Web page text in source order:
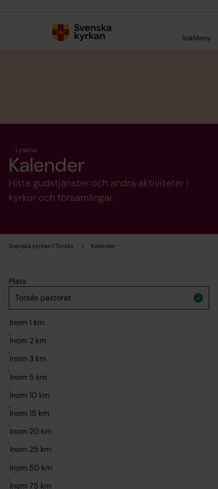
SökMeny
Svenska kyrkan i Torsås Kalender
Lyssna
Kalender
Hitta gudstjänster och andra aktiviteter i
kyrkor och församlingar.
Plats
,
,
,
,
,
,
,
,
,